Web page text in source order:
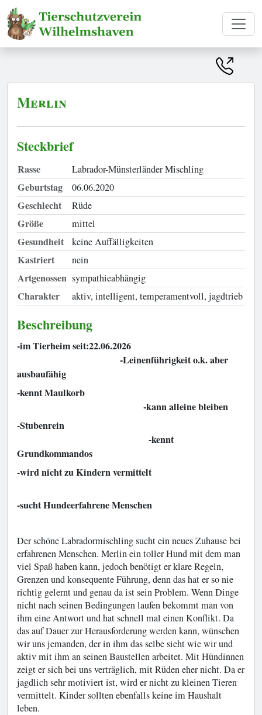
Merlin
Steckbrief
Rasse Labrador-Münsterländer Mischling
Geburtstag 06.06.2020
Geschlecht Rüde
Größe mittel
Gesundheit keine Auffälligkeiten
Kastriert nein
Artgenossen sympathieabhängig
Charakter aktiv, intelligent, temperamentvoll, jagdtrieb
Beschreibung
-im Tierheim seit:22.06.2026
-Leinenführigkeit o.k. aber
ausbaufähig
-kennt Maulkorb
-kann alleine bleiben
-Stubenrein
-kennt
Grundkommandos
-wird nicht zu Kindern vermittelt
-sucht Hundeerfahrene Menschen
Der schöne Labradormischling sucht ein neues Zuhause bei
erfahrenen Menschen. Merlin ein toller Hund mit dem man
viel Spaß haben kann, jedoch benötigt er klare Regeln,
Grenzen und konsequente Führung, denn das hat er so nie
richtig gelernt und genau da ist sein Problem. Wenn Dinge
nicht nach seinen Bedingungen laufen bekommt man von
ihm eine Antwort und hat schnell mal einen Konflikt. Da
das auf Dauer zur Herausforderung werden kann, wünschen
wir uns jemanden, der in ihm das selbe sieht wie wir und
aktiv mit ihm an seinen Baustellen arbeitet. Mit Hündinnen
zeigt er sich bei uns verträglich, mit Rüden eher nicht. Da er
jagdlich sehr motiviert ist, wird er nicht zu kleinen Tieren
vermittelt. Kinder sollten ebenfalls keine im Haushalt
leben.